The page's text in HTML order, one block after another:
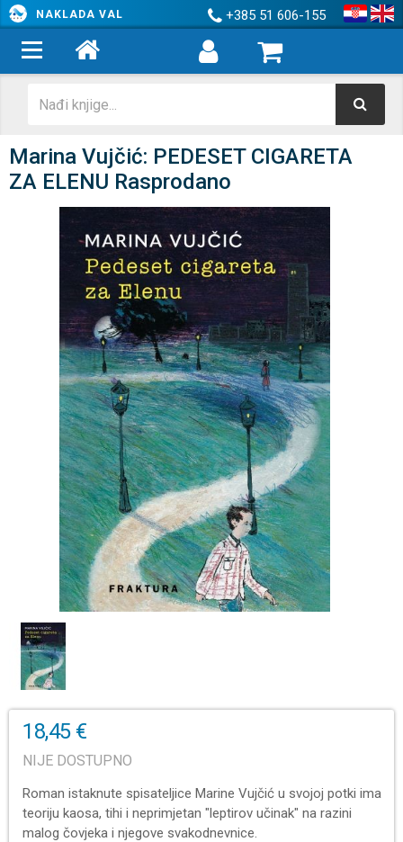
NAKLADA VAL +385 51 606-155
Marina Vujčić: PEDESET CIGARETA
ZA ELENU Rasprodano
18,45 €
NIJE DOSTUPNO
Roman istaknute spisateljice Marine Vujčić u svojoj potki ima
teoriju kaosa, tihi i neprimjetan "leptirov učinak" na razini
malog čovjeka i njegove svakodnevnice.